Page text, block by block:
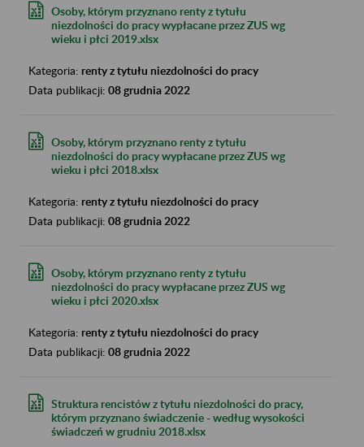
Osoby, którym przyznano renty z tytułu
niezdolności do pracy wypłacane przez ZUS wg
wieku i płci 2019.xlsx
Kategoria: renty z tytułu niezdolności do pracy
Data publikacji: 08 grudnia 2022
Osoby, którym przyznano renty z tytułu
niezdolności do pracy wypłacane przez ZUS wg
wieku i płci 2018.xlsx
Kategoria: renty z tytułu niezdolności do pracy
Data publikacji: 08 grudnia 2022
Osoby, którym przyznano renty z tytułu
niezdolności do pracy wypłacane przez ZUS wg
wieku i płci 2020.xlsx
Kategoria: renty z tytułu niezdolności do pracy
Data publikacji: 08 grudnia 2022
Struktura rencistów z tytułu niezdolności do pracy,
którym przyznano świadczenie - według wysokości
świadczeń w grudniu 2018.xlsx